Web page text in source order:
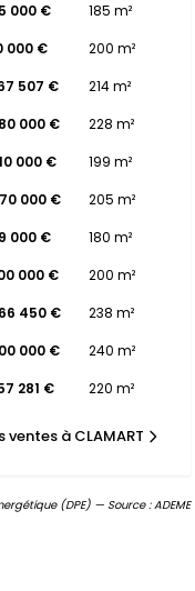
000 €
185 m²
000 €
200 m²
507 €
214 m²
000 €
228 m²
000 €
199 m²
000 €
205 m²
000 €
180 m²
000 €
200 m²
450 €
238 m²
000 €
240 m²
281 € 220 m²
à CLAMART
(DPE) — Source : ADEME